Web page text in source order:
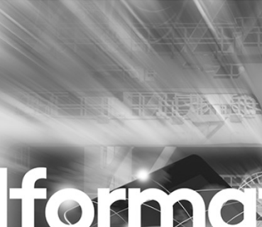
Purpose Marketing
Reputatie & crisis